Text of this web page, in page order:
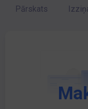
Pārskats